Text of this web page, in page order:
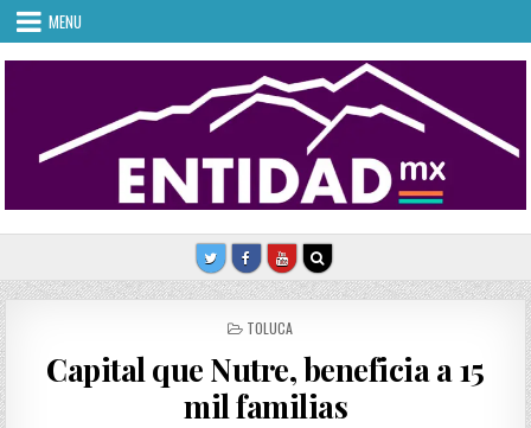
Skip
content
MENU
POSTED
TOLUCA
Capital que Nutre, beneficia a 15
mil familias